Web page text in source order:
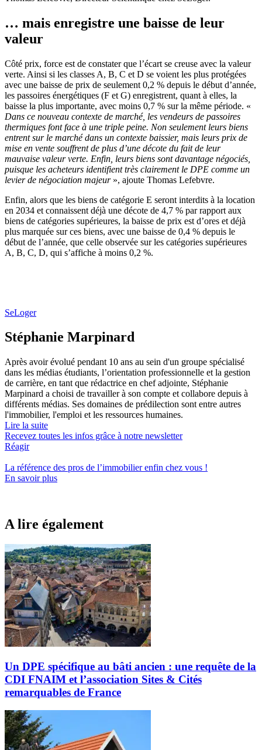
… mais enregistre une baisse de leur
valeur
Côté prix, force est de constater que l’écart se creuse avec la valeur
verte. Ainsi si les classes A, B, C et D se voient les plus protégées
avec une baisse de prix de seulement 0,2 % depuis le début d’année,
les passoires énergétiques (F et G) enregistrent, quant à elles, la
baisse la plus importante, avec moins 0,7 % sur la même période. «
Dans ce nouveau contexte de marché, les vendeurs de passoires
thermiques font face à une triple peine. Non seulement leurs biens
entrent sur le marché dans un contexte baissier, mais leurs prix de
mise en vente souffrent de plus d’une décote du fait de leur
mauvaise valeur verte. Enfin, leurs biens sont davantage négociés,
puisque les acheteurs identifient très clairement le DPE comme un
levier de négociation majeur», ajoute Thomas Lefebvre.
Enfin, alors que les biens de catégorie E seront interdits à la location
en 2034 et connaissent déjà une décote de 4,7 % par rapport aux
biens de catégories supérieures, la baisse de prix est d’ores et déjà
plus marquée sur ces biens, avec une baisse de 0,4 % depuis le
début de l’année, que celle observée sur les catégories supérieures
A, B, C, D, qui s’affiche à moins 0,2 %.
SeLoger
Stéphanie Marpinard
Après avoir évolué pendant 10 ans au sein d'un groupe spécialisé
dans les médias étudiants, l’orientation professionnelle et la gestion
de carrière, en tant que rédactrice en chef adjointe, Stéphanie
Marpinard a choisi de travailler à son compte et collabore depuis à
différents médias. Ses domaines de prédilection sont entre autres
l'immobilier, l'emploi et les ressources humaines.
Lire la suite
Recevez toutes les infos grâce à notre newsletter
Réagir
La référence des pros de l’immobilierenfin chez vous !
En savoir plus
A lire également
Un DPE spécifique au bâti ancien : une requête de la
CDI FNAIM et l’association Sites & Cités
remarquables de France